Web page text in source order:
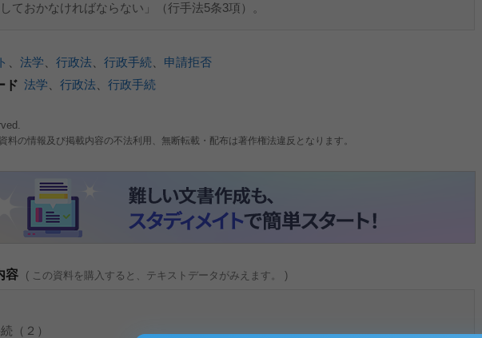
ておかなければならない」（行手法5条3項）。
法学 行政法 行政手続
申請拒否
ド 法学 行政法 行政手続
料の情報及び掲載内容の不法利用、無断転載・配布は著作権法違反となります。
容 ( この資料を購入すると、テキストデータがみえます。 )
（２）